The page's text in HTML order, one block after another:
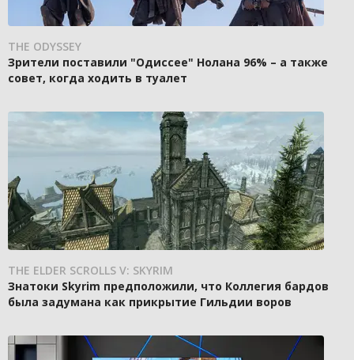
THE ODYSSEY
Зрители поставили "Одиссее" Нолана 96% – а также
совет, когда ходить в туалет
THE ELDER SCROLLS V: SKYRIM
Знатоки Skyrim предположили, что Коллегия бардов
была задумана как прикрытие Гильдии воров